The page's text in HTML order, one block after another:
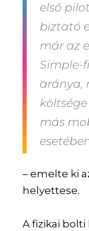
első
biztató
már az
Simple-
aránya,
más
– emelte ki
helyettese.
A fizikai